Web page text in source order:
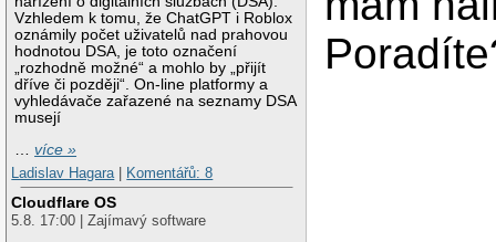
Vzhledem k tomu, že ChatGPT i Roblox
oznámily počet uživatelů nad prahovou
hodnotou DSA, je toto označení
„rozhodně možné“ a mohlo by „přijít
dříve či později“. On-line platformy a
vyhledávače zařazené na seznamy DSA
musejí
…více »
Ladislav Hagara| Komentářů: 8
Cloudflare OS
5.8. 17:00 | Zajímavý software